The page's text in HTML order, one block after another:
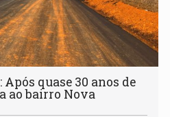
quase 30 anos de
ao bairro Nova